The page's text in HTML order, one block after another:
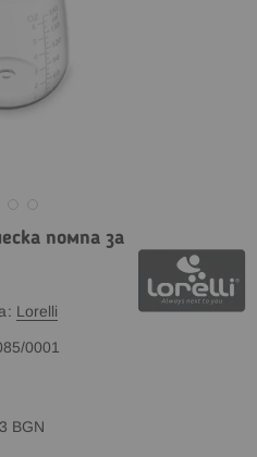
помпа за
Lorelli
0001
BGN